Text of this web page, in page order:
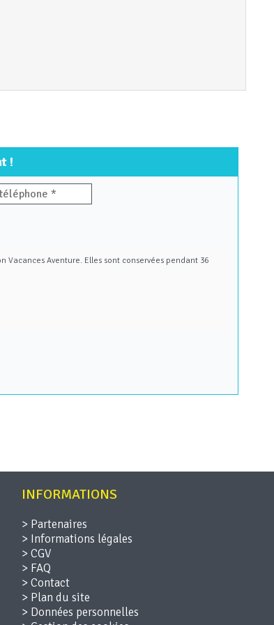
!
Aventure. Elles sont conservées pendant 36
droit de rectification (article 16 du RGPD), droit
INFORMATIONS
> Partenaires
> Informations légales
>CGV
> FAQ
>Contact
> Plan du site
> Données personnelles